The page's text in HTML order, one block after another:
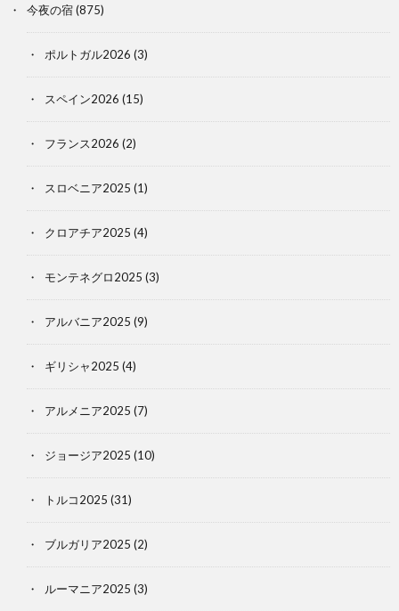
今夜の宿(875)
ポルトガル2026 (3)
スペイン2026 (15)
フランス2026 (2)
スロベニア2025 (1)
クロアチア2025 (4)
モンテネグロ2025 (3)
アルバニア2025 (9)
ギリシャ2025 (4)
アルメニア2025 (7)
ジョージア2025 (10)
トルコ2025 (31)
ブルガリア2025 (2)
ルーマニア2025 (3)